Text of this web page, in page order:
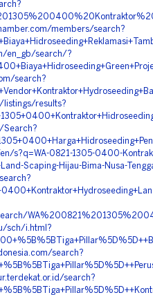
members/search?
en_gb/search/?
search?
results?
Search?
s?q=WA-0821-1305-0400-
Scaping-Hijau-Bima-Nusa-
sch/i.html?
search?
search?